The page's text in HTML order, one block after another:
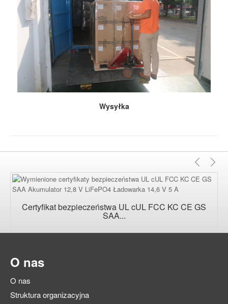
Wysyłka
Certyfikat bezpieczeństwa UL cUL FCC KC CE GS
SAA...
O nas
O nas
Struktura organizacyjna